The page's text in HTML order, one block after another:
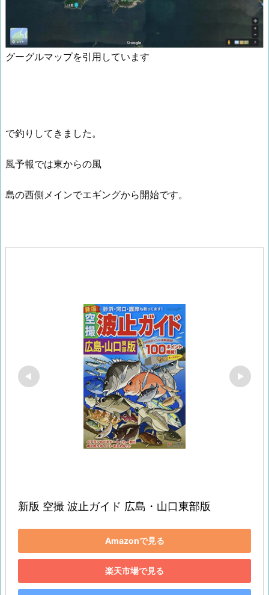
グーグルマップを引用しています
で釣りしてきました。
風予報では東からの風
島の西側メインでエギングから開始です。
新版 空撮 波止ガイド 広島・山口東部版
Amazonで見る
楽天市場で見る